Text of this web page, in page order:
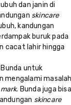
dan janin di
skincare
kandungan
buruk pada
cacat lahir hingga
untuk
mengalami masalah
. Bunda juga bisa
skincare